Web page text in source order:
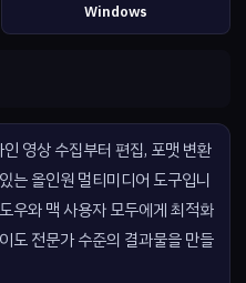
Windows
영상 수집부터 편집, 포맷 변환
는 올인원 멀티미디어 도구입니
우와 맥 사용자 모두에게 최적화
도 전문가 수준의 결과물을 만들